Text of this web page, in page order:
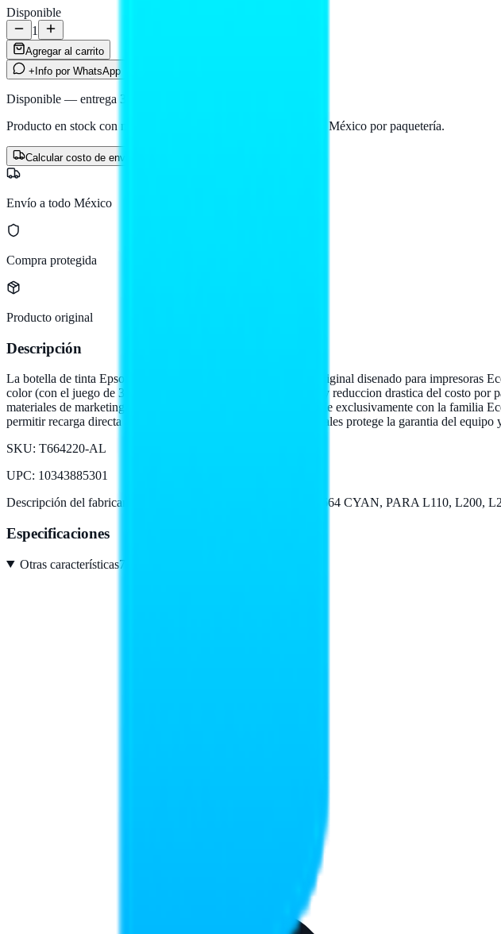
Disponible
1
Agregar al carrito
+Info por WhatsApp
Disponible — entrega 3 a 5 días hábiles
Producto en stock con nuestro proveedor logístico. Llega a todo México por paquetería.
Calcular costo de envío
Envío a todo México
Compra protegida
Producto original
Descripción
La botella de tinta Epson 664 cyan de 70 ml es el consumible original disenado para
color (con el juego de 3 colores), brindando autonomia notable y reduccion drastica del costo por
materiales de marketing y diagramas tecnicos a color. Compatible exclusivamente con la familia
permitir recarga directa al tanque interno. Mantener tintas originales protege la garantia del equipo
SKU: T664220-AL
UPC: 10343885301
Descripción del fabricante:
CARTUCHO EPSON MODELO 664 CYAN, PARA L110, L200,
Especificaciones
Otras características7